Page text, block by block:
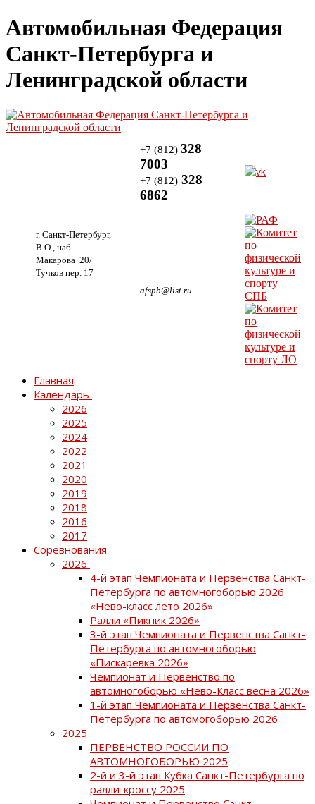
Автомобильная Федерация
Санкт-Петербурга и
Ленинградской области
г. Санкт-Петербург,
В.О., наб.
Макарова 20/
Тучков пер. 17
+7 (812) 328
7003
+7 (812) 328
6862
afspb@list.ru
Главная
Календарь
2026
2025
2024
2022
2021
2020
2019
2018
2016
2017
Соревнования
2026
4-й этап Чемпионата и Первенства Санкт-
Петербурга по автомногоборью 2026
«Нево-класс лето 2026»
Ралли «Пикник 2026»
3-й этап Чемпионата и Первенства Санкт-
Петербурга по автомногоборью
«Пискаревка 2026»
Чемпионат и Первенство по
автомногоборью «Нево-Класс весна 2026»
1-й этап Чемпионата и Первенства Санкт-
Петербурга по автомогоборью 2026
2025
ПЕРВЕНСТВО РОССИИ ПО
АВТОМНОГОБОРЬЮ 2025
2-й и 3-й этап Кубка Санкт-Петербурга по
ралли-кроссу 2025